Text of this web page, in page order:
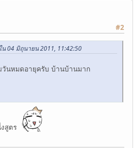
#2
น 04 มิถุนายน 2011, 11:42:50
วันหมดอายุครับ บ้านบ้านมาก
สูตร